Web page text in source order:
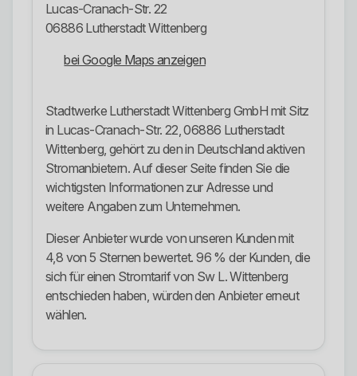
Lucas-Cranach-Str. 22
06886 Lutherstadt Wittenberg
bei Google Maps anzeigen
Stadtwerke Lutherstadt Wittenberg GmbH mit Sitz
in Lucas-Cranach-Str. 22, 06886 Lutherstadt
Wittenberg, gehört zu den in Deutschland aktiven
Stromanbietern. Auf dieser Seite finden Sie die
wichtigsten Informationen zur Adresse und
weitere Angaben zum Unternehmen.
Dieser Anbieter wurde von unseren Kunden mit
4,8 von 5 Sternen bewertet. 96 % der Kunden, die
sich für einen Stromtarif von Sw L. Wittenberg
entschieden haben, würden den Anbieter erneut
wählen.